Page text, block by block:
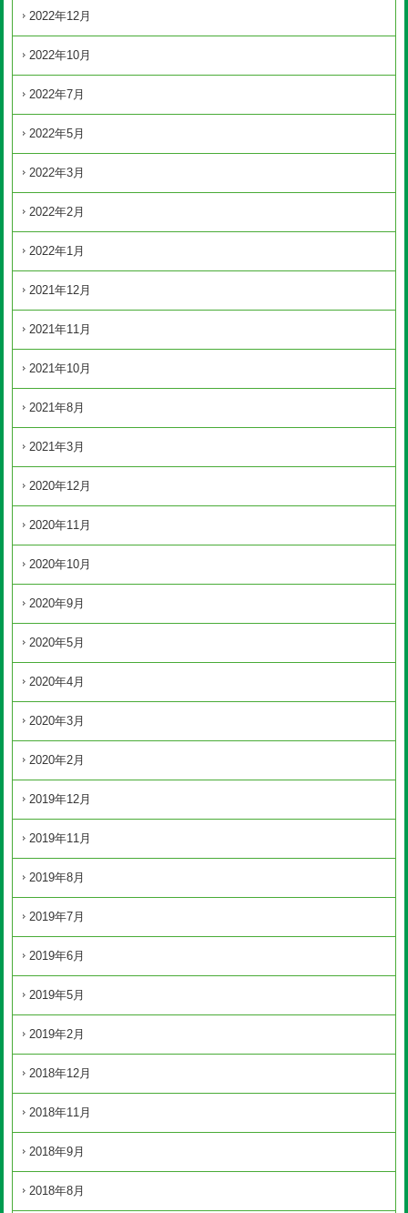
2022年12月
2022年10月
2022年7月
2022年5月
2022年3月
2022年2月
2022年1月
2021年12月
2021年11月
2021年10月
2021年8月
2021年3月
2020年12月
2020年11月
2020年10月
2020年9月
2020年5月
2020年4月
2020年3月
2020年2月
2019年12月
2019年11月
2019年8月
2019年7月
2019年6月
2019年5月
2019年2月
2018年12月
2018年11月
2018年9月
2018年8月